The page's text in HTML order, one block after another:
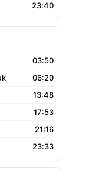
23:40
03:50
06:20
13:48
17:53
21:16
23:33